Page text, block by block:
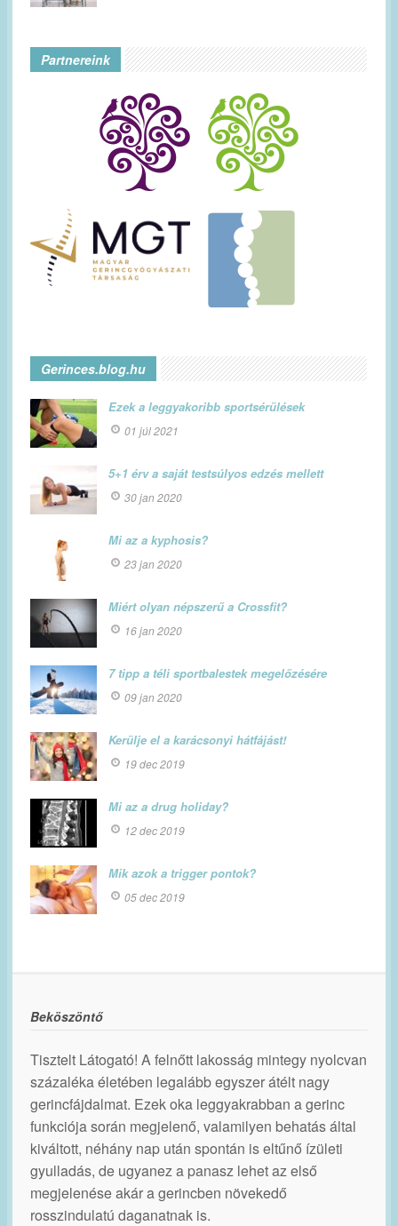
Partnereink
Gerinces.blog.hu
Ezek a leggyakoribb sportsérülések
01 júl 2021
5+1 érv a saját testsúlyos edzés mellett
30 jan 2020
Mi az a kyphosis?
23 jan 2020
Miért olyan népszerű a Crossfit?
16 jan 2020
7 tipp a téli sportbalestek megelőzésére
09 jan 2020
Kerülje el a karácsonyi hátfájást!
19 dec 2019
Mi az a drug holiday?
12 dec 2019
Mik azok a trigger pontok?
05 dec 2019
Beköszöntő
Tisztelt Látogató! A felnőtt lakosság mintegy nyolcvan
százaléka életében legalább egyszer átélt nagy
gerincfájdalmat. Ezek oka leggyakrabban a gerinc
funkciója során megjelenő, valamilyen behatás által
kiváltott, néhány nap után spontán is eltűnő ízületi
gyulladás, de ugyanez a panasz lehet az első
megjelenése akár a gerincben növekedő
rosszindulatú daganatnak is.